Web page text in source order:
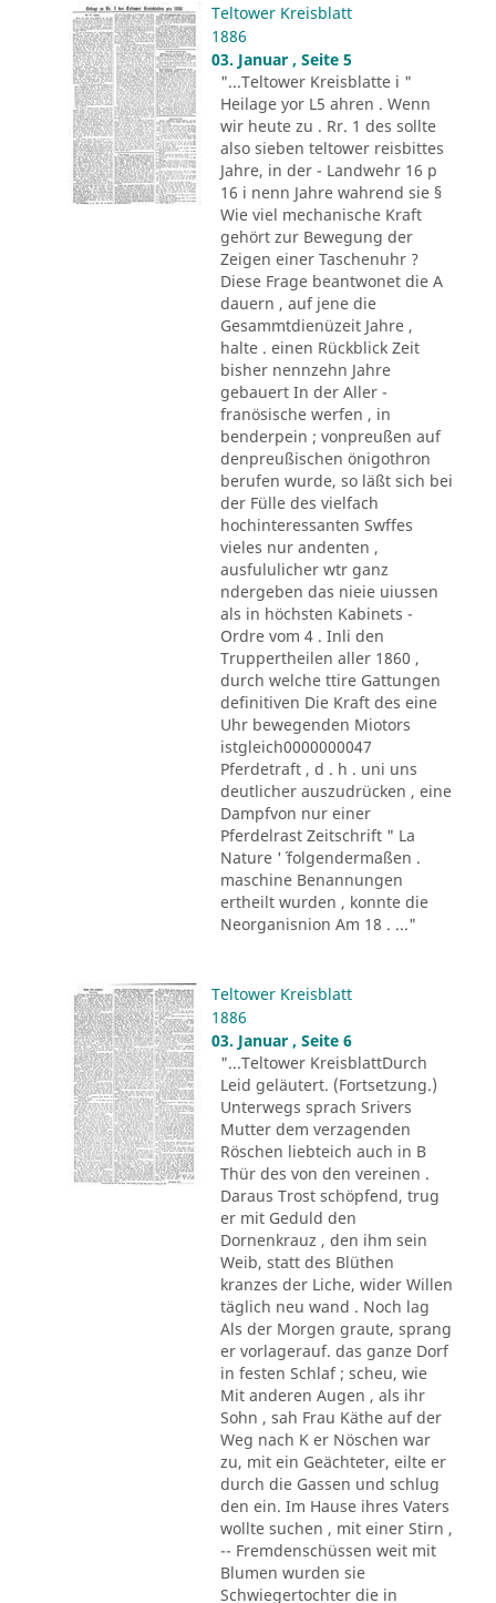
Teltower Kreisblatt
1886
03. Januar , Seite 5
"...Teltower Kreisblatte i "
Heilage yor L5 ahren . Wenn
wir heute zu . Rr. 1 des sollte
also sieben teltower reisbittes
Jahre, in der - Landwehr 16 p
16 i nenn Jahre wahrend sie §
Wie viel mechanische Kraft
gehört zur Bewegung der
Zeigen einer Taschenuhr ?
Diese Frage beantwonet die A
dauern , auf jene die
Gesammtdienüzeit Jahre ,
halte . einen Rückblick Zeit
bisher nennzehn Jahre
gebauert In der Aller -
franösische werfen , in
benderpein ; vonpreußen auf
denpreußischen önigothron
berufen wurde, so läßt sich bei
der Fülle des vielfach
hochinteressanten Swffes
vieles nur andenten ,
ausfululicher wtr ganz
ndergeben das nieie uiussen
als in höchsten Kabinets -
Ordre vom 4 . Inli den
Truppertheilen aller 1860 ,
durch welche ttire Gattungen
definitiven Die Kraft des eine
Uhr bewegenden Miotors
istgleich0000000047
Pferdetraft , d . h . uni uns
deutlicher auszudrücken , eine
Dampfvon nur einer
Pferdelrast Zeitschrift " La
Nature '´ folgendermaßen .
maschine Benannungen
ertheilt wurden , konnte die
Neorganisnion Am 18 . ..."
Teltower Kreisblatt
1886
03. Januar , Seite 6
"...Teltower KreisblattDurch
Leid geläutert. (Fortsetzung.)
Unterwegs sprach Srivers
Mutter dem verzagenden
Röschen liebteich auch in B
Thür des von den vereinen .
Daraus Trost schöpfend, trug
er mit Geduld den
Dornenkrauz , den ihm sein
Weib, statt des Blüthen
kranzes der Liche, wider Willen
täglich neu wand . Noch lag
Als der Morgen graute, sprang
er vorlagerauf. das ganze Dorf
in festen Schlaf ; scheu, wie
Mit anderen Augen , als ihr
Sohn , sah Frau Käthe auf der
Weg nach K er Nöschen war
zu, mit ein Geächteter, eilte er
durch die Gassen und schlug
den ein. Im Hause ihres Vaters
wollte suchen , mit einer Stirn ,
-- Fremdenschüssen weit mit
Blumen wurden sie
Schwiegertochter die in